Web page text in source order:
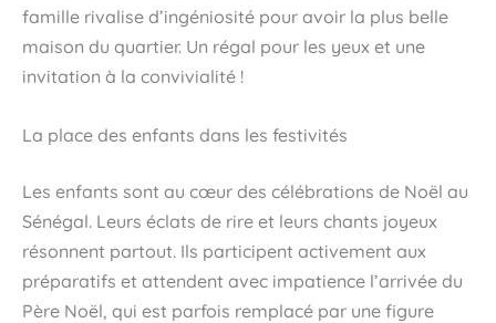
famille rivalise d’ingéniosité pour avoir la plus belle
maison du quartier. Un régal pour les yeux et une
invitation à la convivialité !
La place des enfants dans les festivités
Les enfants sont au cœur des célébrations de Noël au
Sénégal. Leurs éclats de rire et leurs chants joyeux
résonnent partout. Ils participent activement aux
préparatifs et attendent avec impatience l’arrivée du
Père Noël, qui est parfois remplacé par une figure